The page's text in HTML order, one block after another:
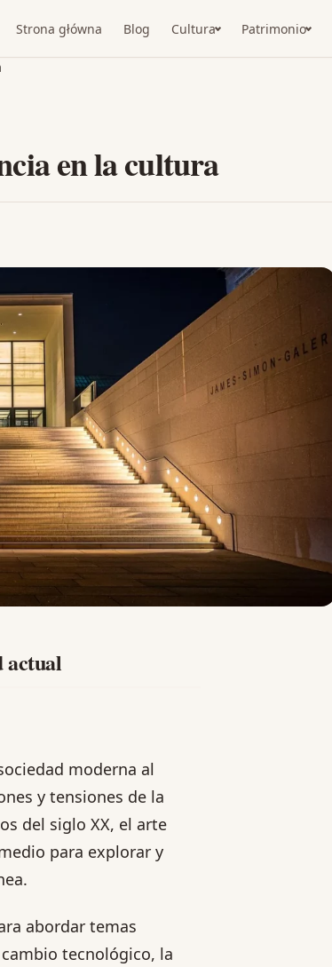
Strona główna Blog Cultura Patrimonio
en la cultura
actual
moderna al
y tensiones de la
del siglo XX, el arte
para explorar y
abordar temas
tecnológico, la